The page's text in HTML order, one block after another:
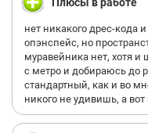
нет никакого дрес-кода
опэнспейс, но
муравейника нет, хотя
с метро и добираюсь до
стандартный, как и во
никого не удивишь, а